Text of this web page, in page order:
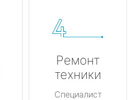
Ремонт
техники
Специалист